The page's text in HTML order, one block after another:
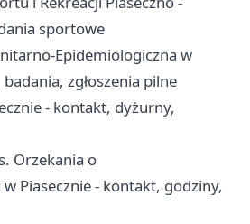
sportowe
Epidemiologiczna w
zgłoszenia pilne
- kontakt, dyżurny,
Orzekania o
Piasecznie - kontakt, godziny,